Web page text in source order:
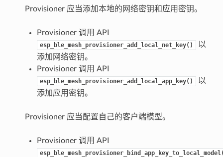
Provisioner 应当添加本地的网络密钥和应用密钥。
Provisioner 调用 API
esp_ble_mesh_provisioner_add_local_net_key()
以
添加网络密钥。
Provisioner 调用 API
esp_ble_mesh_provisioner_add_local_app_key()
以
添加应用密钥。
Provisioner 应当配置自己的客户端模型。
Provisioner 调用 API